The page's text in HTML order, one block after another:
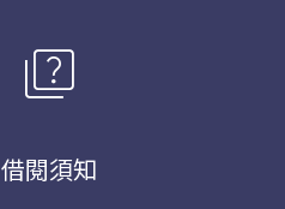
quiz
借閱須知